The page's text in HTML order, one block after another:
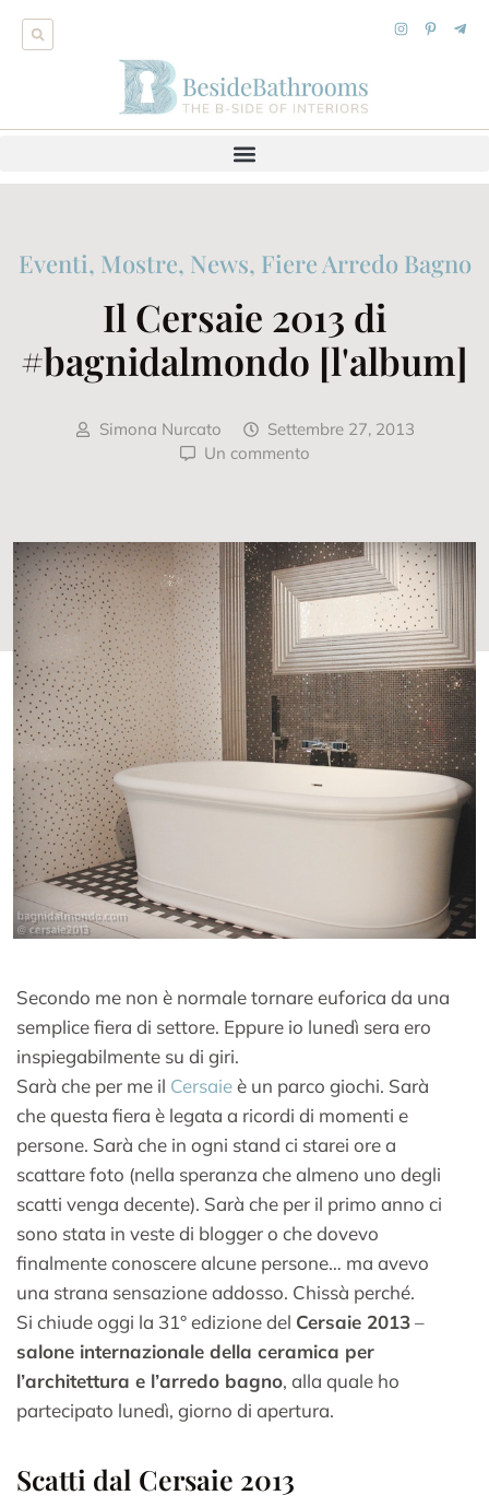
Eventi, Mostre, News, Fiere Arredo Bagno
Il Cersaie 2013 di
#bagnidalmondo [l'album]
Simona Nurcato
Settembre 27, 2013
Un commento
Secondo me non è normale tornare euforica da una
semplice fiera di settore. Eppure io lunedì sera ero
inspiegabilmente su di giri.
Sarà che per me il Cersaieè un parco giochi. Sarà
che questa fiera è legata a ricordi di momenti e
persone. Sarà che in ogni stand ci starei ore a
scattare foto (nella speranza che almeno uno degli
scatti venga decente). Sarà che per il primo anno ci
sono stata in veste di blogger o che dovevo
finalmente conoscere alcune persone… ma avevo
una strana sensazione addosso. Chissà perché.
Si chiude oggi la 31° edizione del Cersaie 2013–
salone internazionale della ceramica per
l’architettura e l’arredo bagno, alla quale ho
partecipato lunedì, giorno di apertura.
Scatti dal Cersaie 2013